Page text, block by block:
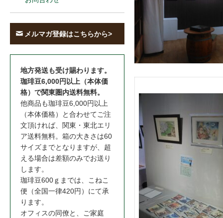
メルマガ登録はこちらから>
地方発送も受け賜わります。
珈琲豆6,000円以上（本体価
格）で関東圏内送料無料。
他商品も珈琲豆6,000円以上
（本体価格）と合わせてご注
文頂ければ、関東・東北エリ
ア送料無料。箱の大きさは60
サイズまでとなりますが、超
える場合は差額のみでお送り
します。
珈琲豆600ｇまでは、こねこ
便（全国一律420円）にて承
ります。
オフィスの同僚と、ご家庭